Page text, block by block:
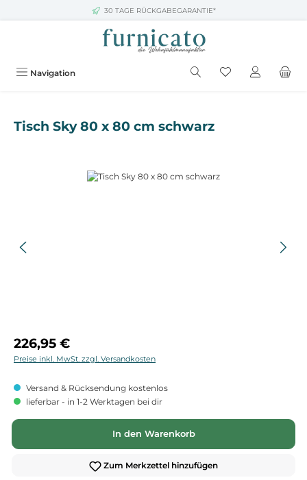
Zum Hauptinhalt springen30 TAGE RÜCKGABEGARANTIE*
Navigation
Tisch Sky 80 x 80 cm schwarz
Bildergalerie überspringen
Regulärer Preis:
226,95 €
Preise inkl. MwSt. zzgl. Versandkosten
Versand & Rücksendung kostenlos
lieferbar - in 1-2 Werktagen bei dir
In den Warenkorb
Zum Merkzettel hinzufügen